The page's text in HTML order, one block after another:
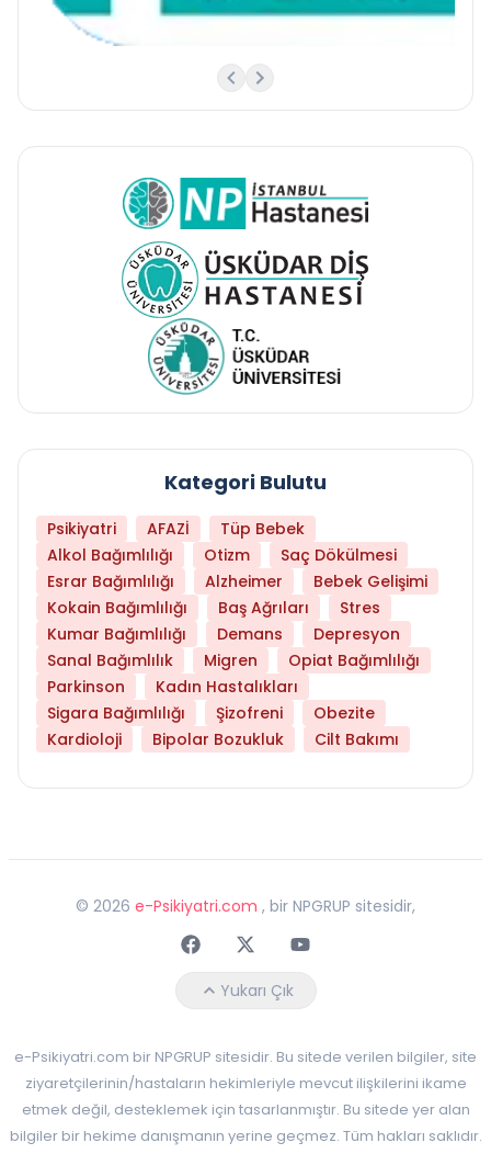
Kategori Bulutu
Psikiyatri AFAZİ
Tüp Bebek
Alkol Bağımlılığı
Otizm
Saç Dökülmesi
Esrar Bağımlılığı
Alzheimer
Bebek Gelişimi
Kokain Bağımlılığı
Baş Ağrıları
Stres
Kumar Bağımlılığı
Demans
Depresyon
Sanal Bağımlılık
Migren
Opiat Bağımlılığı
Parkinson
Kadın Hastalıkları
Sigara Bağımlılığı
Şizofreni
Obezite
Kardioloji
Bipolar Bozukluk Cilt Bakımı
© 2026 e-Psikiyatri.com , bir NPGRUP sitesidir,
FaceebokTwitterYoutube
Yukarı Çık
e-Psikiyatri.com bir NPGRUP sitesidir. Bu sitede verilen bilgiler, site
ziyaretçilerinin/hastaların hekimleriyle mevcut ilişkilerini ikame
etmek değil, desteklemek için tasarlanmıştır. Bu sitede yer alan
bilgiler bir hekime danışmanın yerine geçmez. Tüm hakları saklıdır.